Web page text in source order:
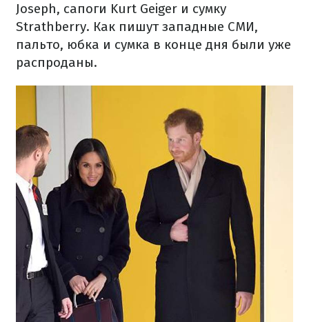
Joseph, сапоги Kurt Geiger и сумку
Strathberry. Как пишут западные СМИ,
пальто, юбка и сумка в конце дня были уже
распроданы.